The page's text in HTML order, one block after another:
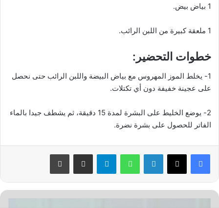
1 بياض بيض.
1 ملعقة كبيرة من اللبن الرائب.
خطوات التحضير:
1- يخلط الموز المهروس مع بياض البيضة واللبن الرائب حتى نحصل
على عجينة خفيفة دون أي تكتلات.
2- يوضع الخليط على البشرة لمدة 15 دقيقة، ثم يشطف جيدا بالماء
الفاتر للحصول على بشرة نضرة.
فيسبوك لينكدإن واتساب